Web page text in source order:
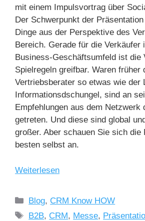
mit einem Impulsvortrag über
Der Schwerpunkt der
Dinge aus der Perspektive des
Bereich. Gerade für die Verkäufer
Business-Geschäftsumfeld ist die
Spielregeln greifbar. Waren früher
Vertriebsberater so etwas wie der
Informationsdschungel, sind an
Empfehlungen aus dem Netzwerk
getreten. Und diese sind global
großer. Aber schauen Sie sich die
besten selbst an.
Weiterlesen
Blog, CRM Know HOW
B2B, CRM, Messe,